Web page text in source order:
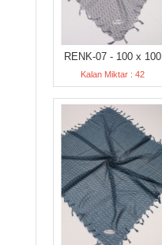
RENK-07 - 100 x 100
Kalan Miktar : 42